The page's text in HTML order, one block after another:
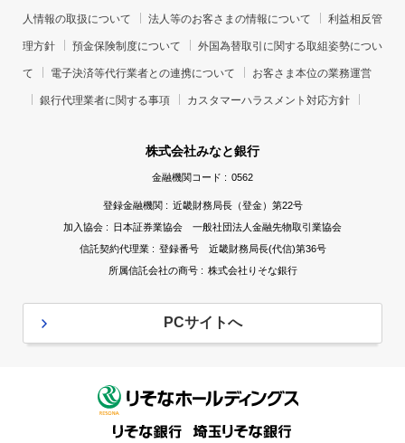
人情報の取扱について 法人等のお客さまの情報について 利益相反管
理方針 預金保険制度について 外国為替取引に関する取組姿勢につい
て 電子決済等代行業者との連携について お客さま本位の業務運営
銀行代理業者に関する事項 カスタマーハラスメント対応方針
株式会社みなと銀行
金融機関コード : 0562
登録金融機関 : 近畿財務局長（登金）第22号
加入協会 : 日本証券業協会 一般社団法人金融先物取引業協会
信託契約代理業 : 登録番号 近畿財務局長(代信)第36号
所属信託会社の商号 : 株式会社りそな銀行
PCサイトへ